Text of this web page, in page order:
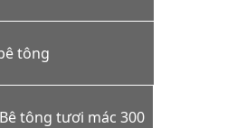
tông
Bê tông tươi mác 300